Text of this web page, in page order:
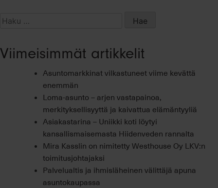
Haku:
Viimeisimmät artikkelit
Asuntomarkkinat vilkastuneet viime kevättä
enemmän
Loma-asunto – arjen vastapainoa,
merkityksellisyyttä ja kaivattua elämäntyyliä
Asiakastarina – Uniikki koti löytyi
kansallismaisemasta Hiidenveden rannalta
Mira Kasslin on nimitetty Westhouse Oy LKV:n
toimitusjohtajaksi
Palvelualtis ja ihmisläheinen välittäjä apuna
asuntokaupassa